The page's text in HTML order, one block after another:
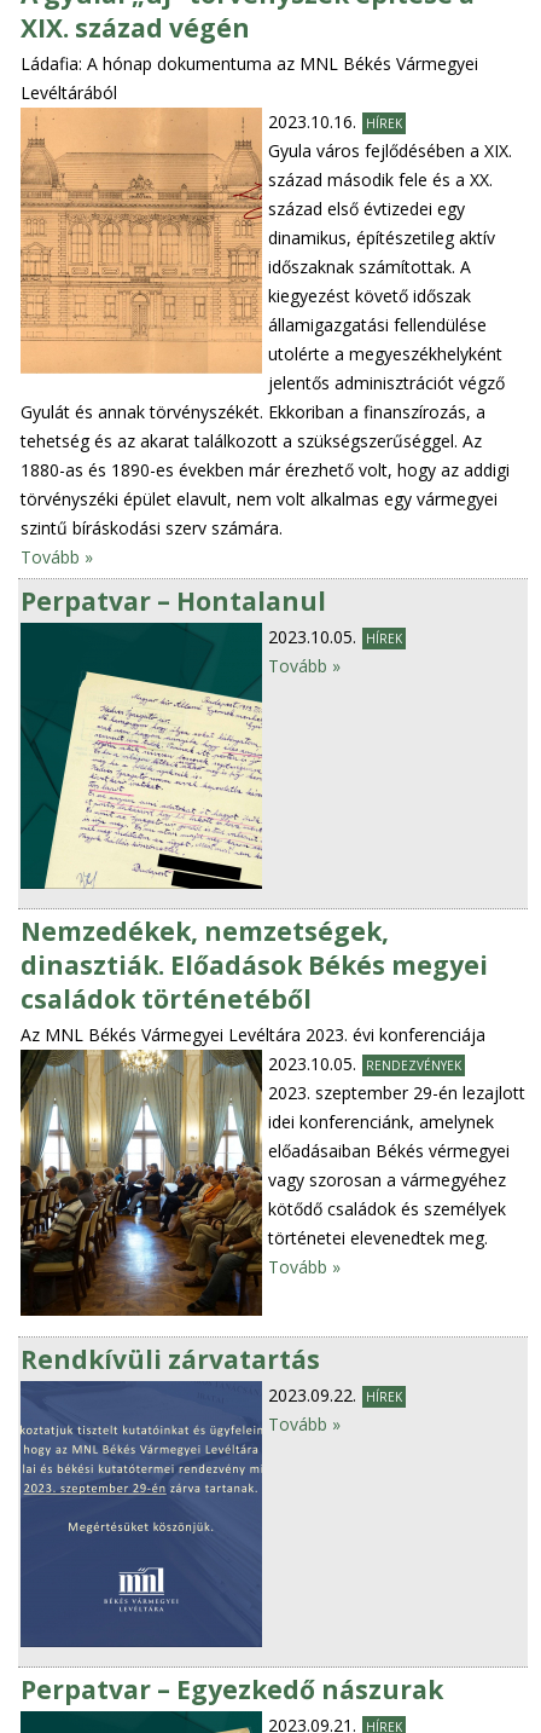
XIX. század végén
Ládafia: A hónap dokumentuma az MNL Békés Vármegyei
Levéltárából
2023.10.16.
HÍREK
Gyula város fejlődésében a XIX.
század második fele és a XX.
század első évtizedei egy
dinamikus, építészetileg aktív
időszaknak számítottak. A
kiegyezést követő időszak
államigazgatási fellendülése
utolérte a megyeszékhelyként
jelentős adminisztrációt végző
Gyulát és annak törvényszékét. Ekkoriban a finanszírozás, a
tehetség és az akarat találkozott a szükségszerűséggel. Az
1880-as és 1890-es években már érezhető volt, hogy az addigi
törvényszéki épület elavult, nem volt alkalmas egy vármegyei
szintű bíráskodási szerv számára.
Tovább »
Perpatvar – Hontalanul
2023.10.05. HÍREK
Tovább »
Nemzedékek, nemzetségek,
dinasztiák. Előadások Békés megyei
családok történetéből
Az MNL Békés Vármegyei Levéltára 2023. évi konferenciája
2023.10.05.
RENDEZVÉNYEK
2023. szeptember 29-én lezajlott
idei konferenciánk, amelynek
előadásaiban Békés vérmegyei
vagy szorosan a vármegyéhez
kötődő családok és személyek
történetei elevenedtek meg.
Tovább »
Rendkívüli zárvatartás
2023.09.22. HÍREK
Tovább »
Perpatvar – Egyezkedő nászurak
2023.09.21. HÍREK